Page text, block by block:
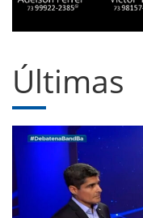
Últimas